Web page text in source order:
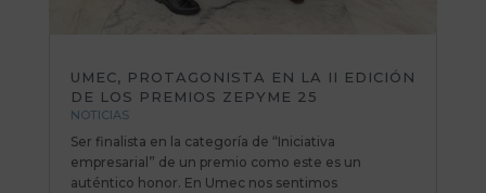
UMEC, PROTAGONISTA EN LA II EDICIÓN
DE LOS PREMIOS ZEPYME 25
NOTICIAS
Ser finalista en la categoría de “Iniciativa
empresarial” de un premio como este es un
auténtico honor. En Umec nos sentimos